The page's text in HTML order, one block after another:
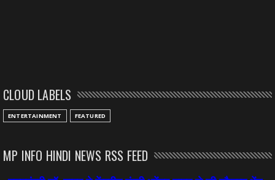
CLOUD LABELS
ENTERTAINMENT FEATURED
MP INFO HINDI NEWS RSS FEED